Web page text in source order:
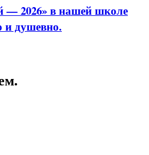
— 2026» в нашей школе
и душевно.